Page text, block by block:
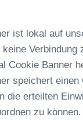
ist lokal auf
Verbindung
Cookie Banner
speichert einen
die erteilten
zu